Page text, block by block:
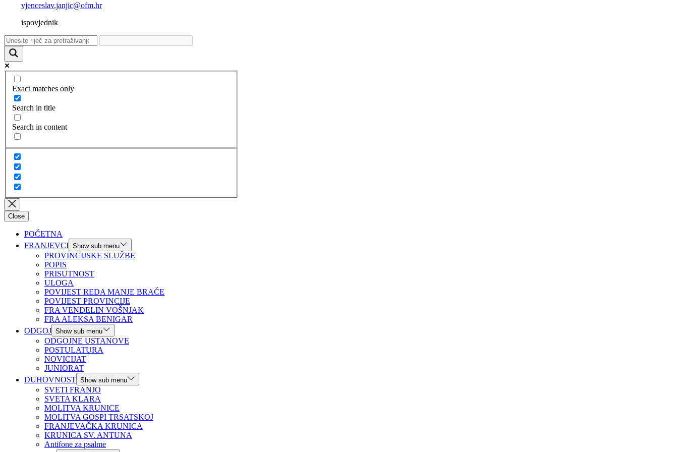
vjenceslav.janjic@ofm.hr
ispovjednik
Exact matches only
Search in title
Search in content
Close
POČETNA
FRANJEVCI Show sub menu
PROVINCIJSKE SLUŽBE
POPIS
PRISUTNOST
ULOGA
POVIJEST REDA MANJE BRAĆE
POVIJEST PROVINCIJE
FRA VENDELIN VOŠNJAK
FRA ALEKSA BENIGAR
ODGOJ Show sub menu
ODGOJNE USTANOVE
POSTULATURA
NOVICIJAT
JUNIORAT
DUHOVNOST Show sub menu
SVETI FRANJO
SVETA KLARA
MOLITVA KRUNICE
MOLITVA GOSPI TRSATSKOJ
FRANJEVAČKA KRUNICA
KRUNICA SV. ANTUNA
Antifone za psalme